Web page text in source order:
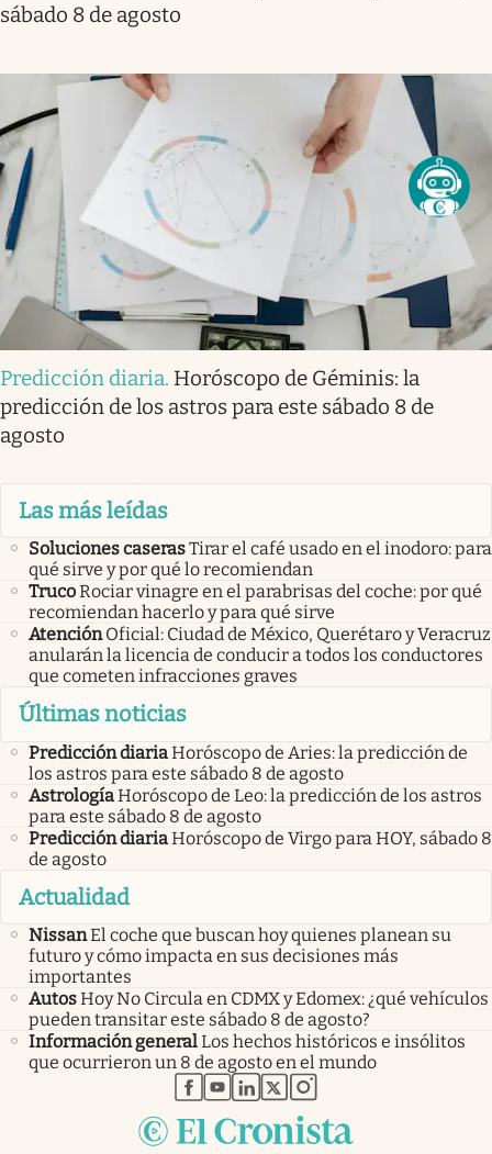
sábado 8 de agosto
Predicción diaria. Horóscopo de Géminis: la
predicción de los astros para este sábado 8 de
agosto
Las más leídas
Soluciones caserasTirar el café usado en el inodoro: para
qué sirve y por qué lo recomiendan
TrucoRociar vinagre en el parabrisas del coche: por qué
recomiendan hacerlo y para qué sirve
Atención Oficial: Ciudad de México, Querétaro y Veracruz
anularán la licencia de conducir a todos los conductores
que cometen infracciones graves
Últimas noticias
Predicción diariaHoróscopo de Aries: la predicción de
los astros para este sábado 8 de agosto
AstrologíaHoróscopo de Leo: la predicción de los astros
para este sábado 8 de agosto
Predicción diariaHoróscopo de Virgo para HOY, sábado 8
de agosto
Actualidad
NissanEl coche que buscan hoy quienes planean su
futuro y cómo impacta en sus decisiones más
importantes
AutosHoy No Circula en CDMX y Edomex: ¿qué vehículos
pueden transitar este sábado 8 de agosto?
Información generalLos hechos históricos e insólitos
que ocurrieron un 8 de agosto en el mundo
abre en nueva pestaña
abre en nueva pestaña
abre en nueva pestaña
abre en nueva pestaña
abre en nueva pestaña